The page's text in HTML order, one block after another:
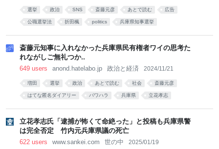
選挙 政治 SNS 斎藤元彦 あとで読む 広告
公職選挙法 折田楓 politics 兵庫県知事選挙
斎藤元知事に入れなかった兵庫県民有権者ワイの思考た
れながしご無礼つか..
649 users anond.hatelabo.jp 政治と経済 2024/11/21
増田 選挙 政治 あとで読む 社会 斎藤元彦
はてな匿名ダイアリー パワハラ 兵庫県 立花孝志
立花孝志氏「逮捕が怖くて命絶った」と投稿も兵庫県警
は完全否定 竹内元兵庫県議の死亡
622 users www.sankei.com 世の中 2025/01/19